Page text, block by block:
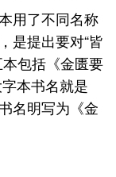
用了不同名称
是提出要对“皆
包括《金匮要
本书名就是
名明写为《金